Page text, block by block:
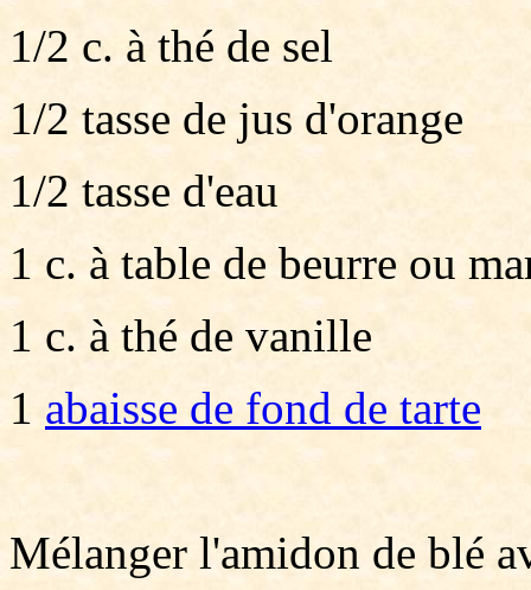
1/2 c. à thé de sel
1/2 tasse de jus d'orange
1/2 tasse d'eau
1 c. à table de beurre ou
1 c. à thé de vanille
1 abaisse de fond de tarte
Mélanger l'amidon de blé